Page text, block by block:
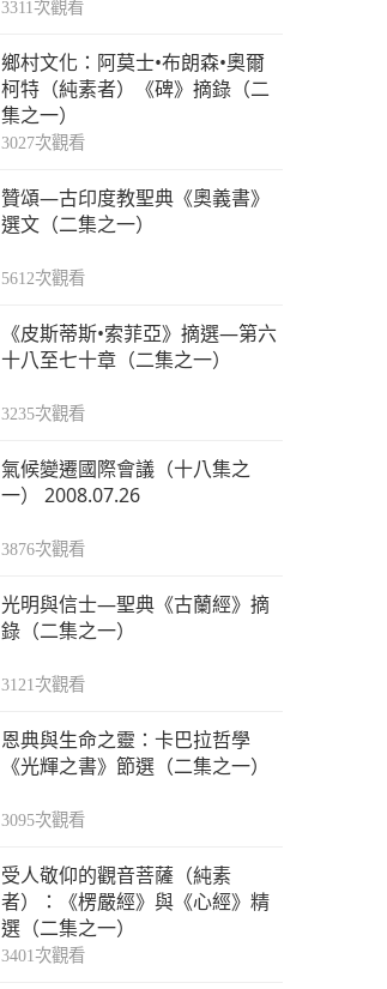
3311次觀看
鄉村文化：阿莫士•布朗森•奧爾
柯特（純素者）《碑》摘錄（二
集之一）
3027次觀看
贊頌—古印度教聖典《奧義書》
選文（二集之一）
5612次觀看
《皮斯蒂斯•索菲亞》摘選—第六
十八至七十章（二集之一）
3235次觀看
氣候變遷國際會議（十八集之
一） 2008.07.26
3876次觀看
光明與信士—聖典《古蘭經》摘
錄（二集之一）
3121次觀看
恩典與生命之靈：卡巴拉哲學
《光輝之書》節選（二集之一）
3095次觀看
受人敬仰的觀音菩薩（純素
者）：《楞嚴經》與《心經》精
選（二集之一）
3401次觀看